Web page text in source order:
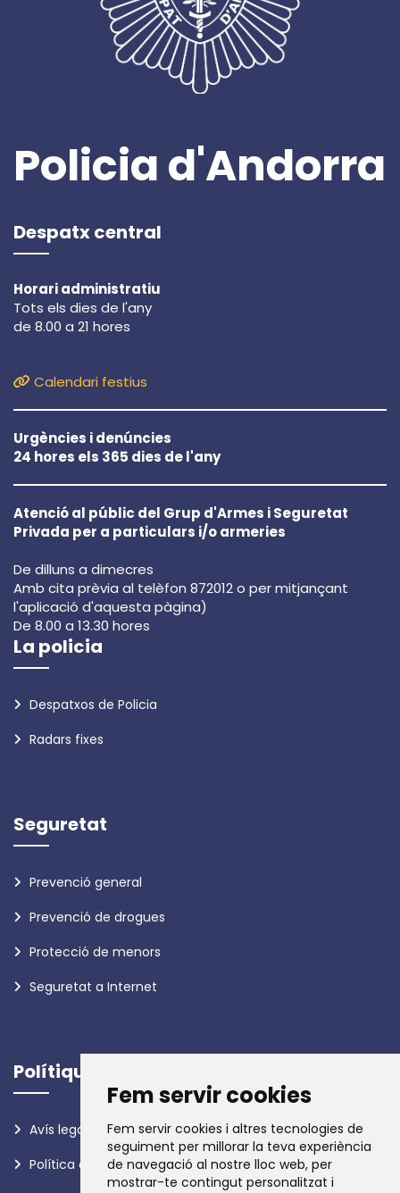
Fem servir cookies
Fem servir cookies i altres tecnologies de
seguiment per millorar la teva experiència
de navegació al nostre lloc web, per
mostrar-te contingut personalitzat i
Policia d'Andorra
Despatx central
Horari administratiu
Tots els dies de l'any
de 8.00 a 21 hores
Calendari festius
Urgències i denúncies
24 hores els 365 dies de l'any
Atenció al públic del Grup d'Armes i Seguretat
Privada per a particulars i/o armeries
De dilluns a dimecres
Amb cita prèvia al telèfon 872012 o per mitjançant
l'aplicació d'aquesta pàgina)
De 8.00 a 13.30 hores
La policia
Despatxos de Policia
Radars fixes
Seguretat
Prevenció general
Prevenció de drogues
Protecció de menors
Seguretat a Internet
Polítiques
Avís legal
Política de privadesa